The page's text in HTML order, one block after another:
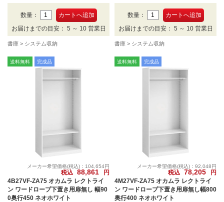
クスタイルに合わせて空間をデザイン
します。 トレーユニット A4浅型3列2
1段 下置用 ブラックタイプです。
数量：
お届けまでの目安： 5 ～ 10 営業日
書庫 システム収納
クスタイルに合わせて空間をデザイン
します。 トレーユニット A4深型3列1
1段 下置用 ブラックタイプです。
数量：
お届けまでの目安： 5 ～ 10 営業日
書庫 システム収納
送料無料 完成品
メーカー希望価格(税込)：104,654円
税込 88,861
円
4B27VF-ZA75 オカムラ レクトライ
ン ワードローブ下置き用扉無し 幅90
0奥行450 ネオホワイト
送料無料 完成品
メーカー希望価格(税込)：92,048円
税込 78,205
円
4M27VF-ZA75 オカムラ レクトライ
ン ワードローブ下置き用扉無し幅800
奥行400 ネオホワイト